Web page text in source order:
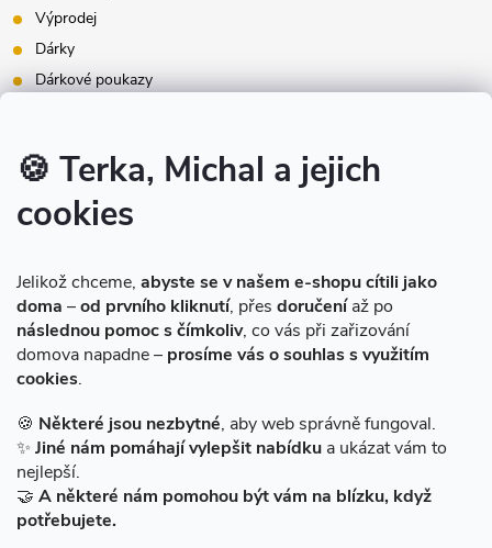
🍪 Terka, Michal a jejich
cookies
Jelikož chceme, abyste se v našem e-shopu cítili jako
doma –od prvního kliknutí, přes doručeníaž po
následnou pomoc s čímkoliv, co vás při zařizování
domova napadne – prosíme vás o souhlas s využitím
cookies.
🍪 Některé jsou nezbytné, aby web správně fungoval.
✨ Jiné nám pomáhají vylepšit nabídku a ukázat vám to
nejlepší.
🤝 A některé nám pomohou být vám na blízku, když
potřebujete.
Výprodej
Dárky
Dárkové poukazy
Instagram
Facebook